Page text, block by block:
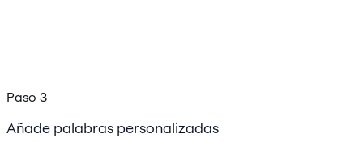
Paso 3
Añade palabras personalizadas